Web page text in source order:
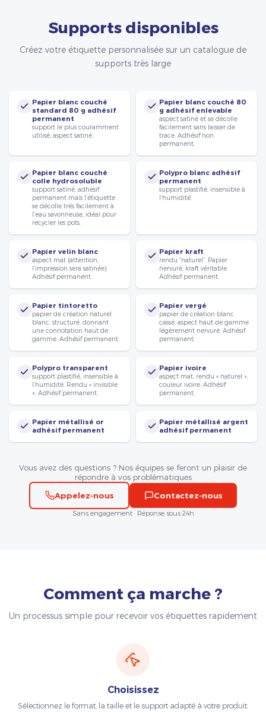
Supports disponibles
Créez votre étiquette personnalisée sur un catalogue de
supports très large
Papier blanc couché
standard 80 g adhésif
permanent
support le plus couramment
utilisé, aspect satiné.
Papier blanc couché 80
g adhésif enlevable
aspect satiné et se décolle
facilement sans laisser de
trace. Adhésif non
permanent.
Papier blanc couché
colle hydrosoluble
support satiné, adhésif
permanent mais l’étiquette
se décolle très facilement à
l’eau savonneuse, idéal pour
recycler les pots.
Polypro blanc adhésif
permanent
support plastifié, insensible à
l’humidité.
Papier velin blanc
aspect mat (attention,
l’impression sera satinée).
Adhésif permanent.
Papier kraft
rendu “naturel”. Papier
nervuré, kraft véritable.
Adhésif permanent.
Papier tintoretto
papier de création naturel
blanc, structuré, donnant
une connotation haut de
gamme. Adhésif permanent.
Papier vergé
papier de création blanc
cassé, aspect haut de gamme
légèrement nervuré. Adhésif
permanent.
Polypro transparent
support plastifié, insensible à
l’humidité. Rendu « invisible
». Adhésif permanent.
Papier ivoire
aspect mat, rendu « naturel »,
couleur ivoire. Adhésif
permanent.
Papier métallisé or
adhésif permanent
Papier métallisé argent
adhésif permanent
Vous avez des questions ? Nos équipes se feront un plaisir de
répondre à vos problématiques
Appelez-nous
Contactez-nous
Sans engagement · Réponse sous 24h
Comment ça marche ?
Un processus simple pour recevoir vos étiquettes rapidement
Choisissez
Sélectionnez le format, la taille et le support adapté à votre produit.